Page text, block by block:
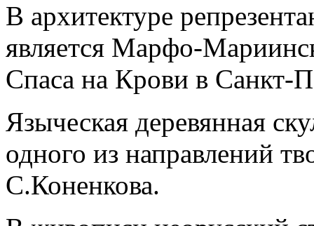
В архитектуре
является Марфо-
Спаса на Крови в Санкт-
Языческая деревянная
одного из направлений
С.Коненкова.